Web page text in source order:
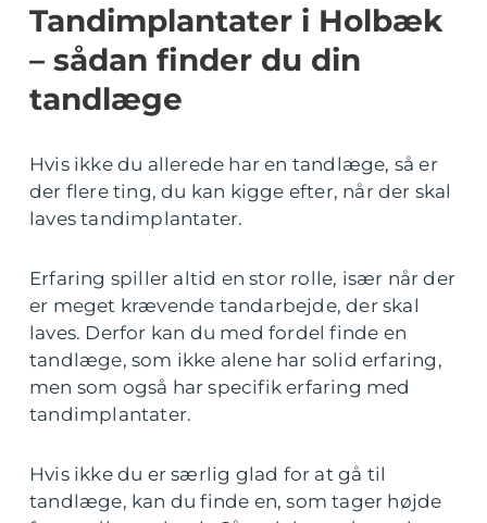
Tandimplantater i Holbæk
– sådan finder du din
tandlæge
Hvis ikke du allerede har en tandlæge, så er
der flere ting, du kan kigge efter, når der skal
laves tandimplantater.
Erfaring spiller altid en stor rolle, især når der
er meget krævende tandarbejde, der skal
laves. Derfor kan du med fordel finde en
tandlæge, som ikke alene har solid erfaring,
men som også har specifik erfaring med
tandimplantater.
Hvis ikke du er særlig glad for at gå til
tandlæge, kan du finde en, som tager højde